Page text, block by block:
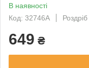
В наявності
Код: 32746A
Роздріб
649 ₴